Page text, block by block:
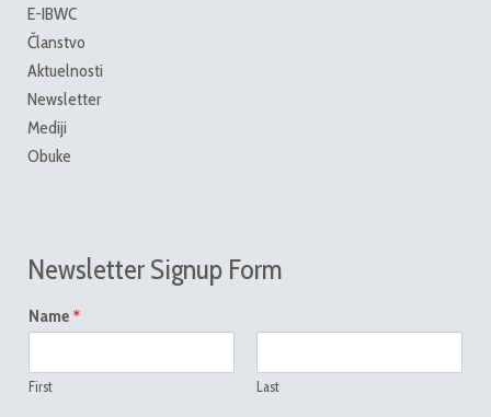
E-IBWC
Članstvo
Aktuelnosti
Newsletter
Mediji
Obuke
Newsletter Signup Form
Name *
First Last